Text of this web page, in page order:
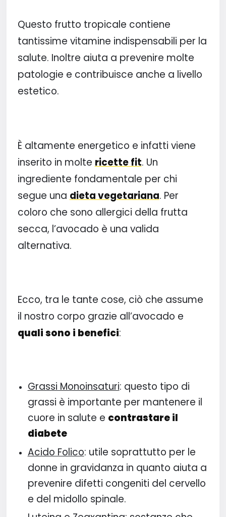
Questo frutto tropicale contiene
tantissime vitamine indispensabili per la
salute. Inoltre aiuta a prevenire molte
patologie e contribuisce anche a livello
estetico.
È altamente energetico e infatti viene
inserito in molte ricette fit. Un
ingrediente fondamentale per chi
segue una dieta vegetariana. Per
coloro che sono allergici della frutta
secca, l’avocado è una valida
alternativa.
Ecco, tra le tante cose, ciò che assume
il nostro corpo grazie all’avocado e
quali sono i benefici:
Grassi Monoinsaturi: questo tipo di
grassi è importante per mantenere il
cuore in salute e contrastare il
diabete
Acido Folico: utile soprattutto per le
donne in gravidanza in quanto aiuta a
prevenire difetti congeniti del cervello
e del midollo spinale.